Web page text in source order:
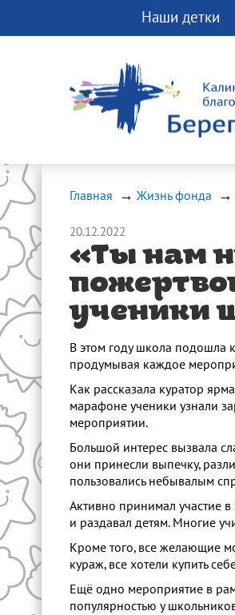
Наши детки
Главная Жизнь фонда
20.12.2022
«Ты нам
ученики
В этом году школа подошла
продумывая каждое
Как рассказала куратор
марафоне ученики узнали
мероприятии.
Большой интерес вызвала
они принесли выпечку,
пользовались небывалым
Активно принимал участие
и раздавал детям. Многие
Кроме того, все желающие
кураж, все хотели купить
Ещё одно мероприятие в
популярностью у